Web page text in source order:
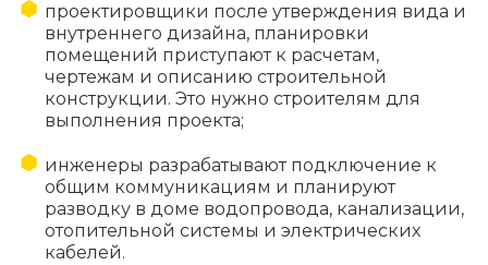
проектировщики после утверждения вида и
внутреннего дизайна, планировки
помещений приступают к расчетам,
чертежам и описанию строительной
конструкции. Это нужно строителям для
выполнения проекта;
инженеры разрабатывают подключение к
общим коммуникациям и планируют
разводку в доме водопровода, канализации,
отопительной системы и электрических
кабелей.